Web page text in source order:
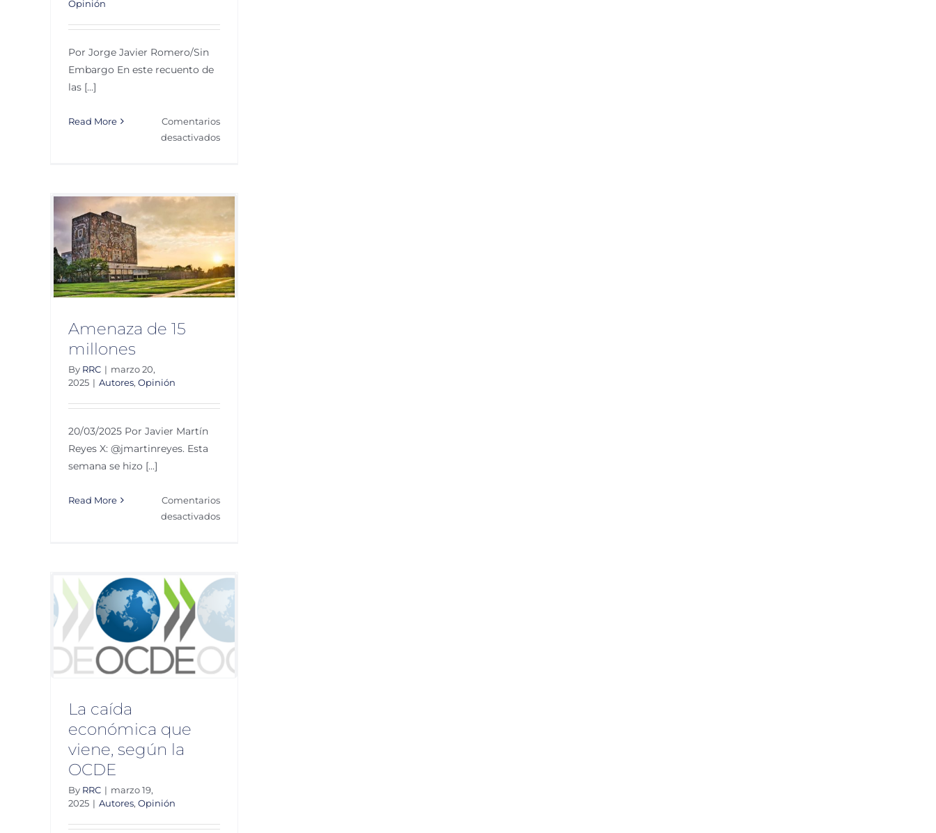
Opinión
Por Jorge Javier Romero/Sin
Embargo En este recuento de
las [...]
Read More
Comentarios
desactivadosen
(3)
Amenaza de 15
millones
By RRC | marzo 20,
2025 | Autores, Opinión
20/03/2025 Por Javier Martín
Reyes X: @jmartinreyes. Esta
semana se hizo [...]
Read More
Comentarios
desactivadosen
millones
La caída
económica que
viene, según la
OCDE
By RRC | marzo 19,
2025 | Autores, Opinión